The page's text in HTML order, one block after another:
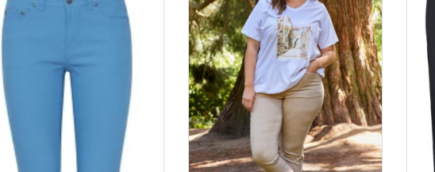
pris
350.00 kr..
pris
pris
var:
600.00 kr..
pris
er:
300.00 kr..